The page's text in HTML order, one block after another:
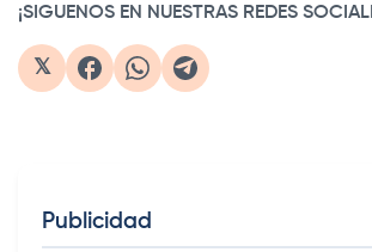
¡SIGUENOS EN NUESTRAS REDES
𝕏
Publicidad